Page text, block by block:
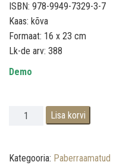
ISBN: 978-9949-7329-3-7
Kaas: kõva
Formaat: 16 x 23 cm
Lk-de arv: 388
Demo
Päike põues kogus
Lisa korvi
Kategooria: Paberraamatud